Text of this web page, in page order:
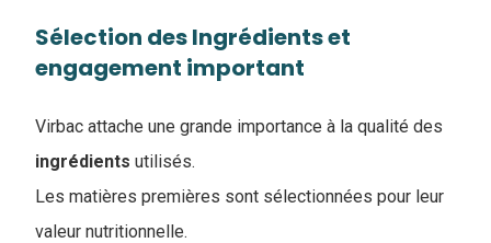
Sélection des Ingrédients et
engagement important
Virbac attache une grande importance à la qualité des
ingrédients utilisés.
Les matières premières sont sélectionnées pour leur
valeur nutritionnelle.